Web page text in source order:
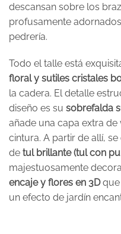
descansan sobre los
profusamente
pedrería.
Todo el talle está
floral y sutiles cristales
la cadera. El detalle
diseño es su sobrefalda
añade una capa extra
cintura. A partir de allí,
de tul brillante (tul con
majestuosamente
encaje y flores en 3Dque
un efecto de jardín